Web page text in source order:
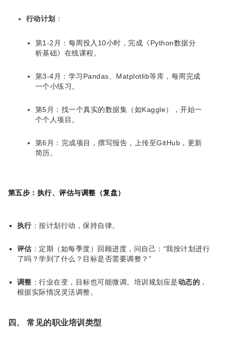
行动计划 ：
第1-2月：每周投入10小时，完成《Python数据分
析基础》在线课程。
第3-4月：学习Pandas、Matplotlib等库，每周完成
一个小练习。
第5月：找一个真实的数据集（如Kaggle），开始一
个个人项目。
第6月：完成项目，撰写报告，上传至GitHub，更新
简历。
第五步：执行、评估与调整（复盘）
执行：按计划行动，保持自律。
评估 ：定期（如每季度）回顾进度，问自己：“我按计划进行
了吗？学到了什么？目标是否需要调整？”
调整 ：行业在变，目标也可能微调。培训规划应是动态的 ，
根据实际情况灵活调整。
四、 常见的职业培训类型